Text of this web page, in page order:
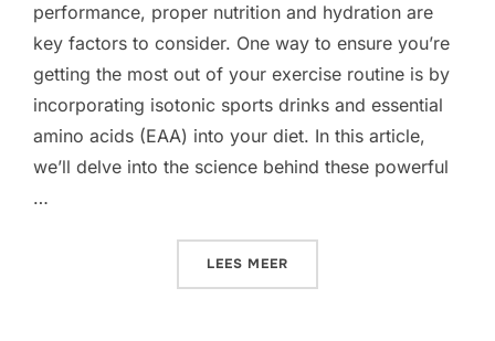
performance, proper nutrition and hydration are
key factors to consider. One way to ensure you’re
getting the most out of your exercise routine is by
incorporating isotonic sports drinks and essential
amino acids (EAA) into your diet. In this article,
we’ll delve into the science behind these powerful
…
LEES MEER